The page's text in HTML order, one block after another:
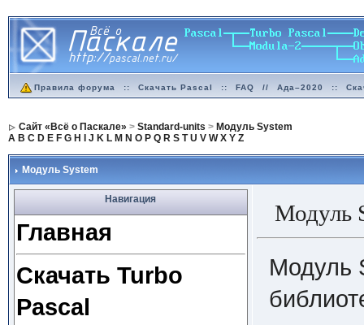
Правила форума :: Скачать Pascal :: FAQ // Ада–2020 ::
Сайт «Всё о Паскале» > Standard-units > Модуль System
A B C D E F G H J K L M N O P Q R S T U V W X Y Z
Модуль System
Навигация
Главная
Скачать Turbo
Pascal
Модуль
Модуль